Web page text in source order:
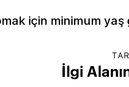
için minimum yaş
İlgi